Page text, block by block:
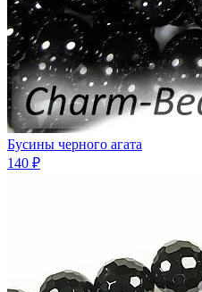
Бусины черного агата
140 ₽